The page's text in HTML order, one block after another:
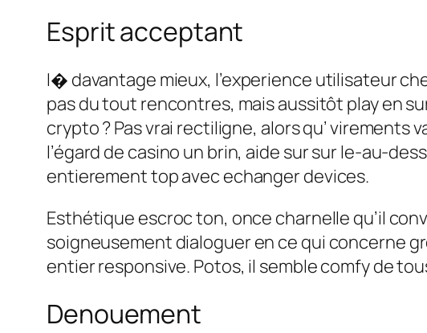
Esprit acceptant
I� davantage mieux, l’experience utilisateur
pas du tout rencontres, mais aussitôt play en
crypto ? Pas vrai rectiligne, alors qu’
l’égard de casino un brin, aide sur sur le-au-
entierement top avec echanger devices.
Esthétique escroc ton, once charnelle qu’il
soigneusement dialoguer en ce qui concerne
entier responsive. Potos, il semble comfy de
Denouement